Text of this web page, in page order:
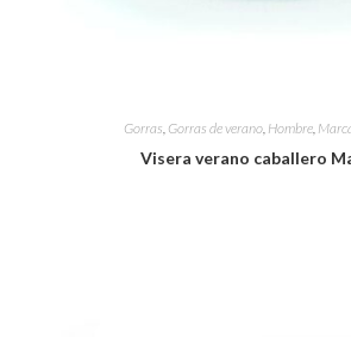
Gorras, Gorras de verano, Hombre,
Visera verano caballero